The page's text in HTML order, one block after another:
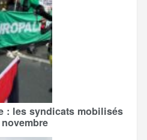
: les syndicats mobilisés